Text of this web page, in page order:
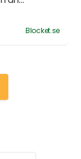
Blocket.se